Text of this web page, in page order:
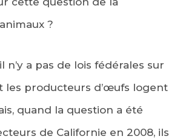
?
n’y a pas de lois fédérales sur
les producteurs d’œufs logent
quand la question a été
de Californie en 2008, ils